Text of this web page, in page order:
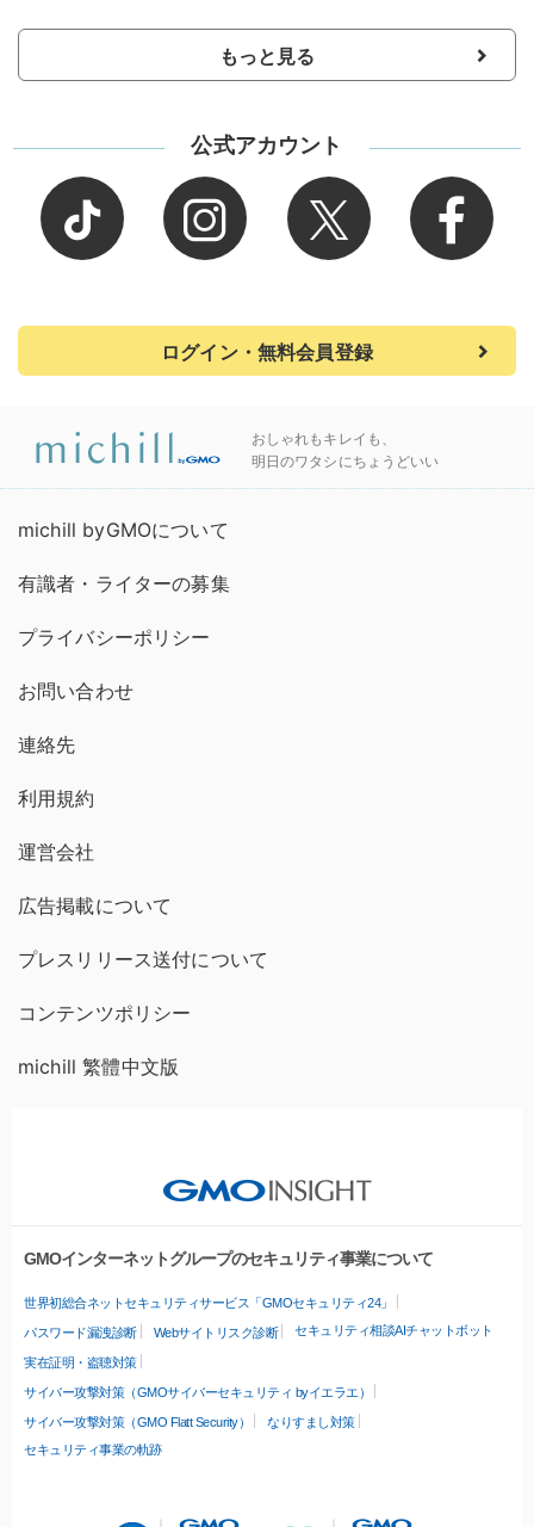
もっと見る
公式アカウント
ログイン・無料会員登録
おしゃれもキレイも、
明日のワタシにちょうどいい
michill byGMOについて
有識者・ライターの募集
プライバシーポリシー
お問い合わせ
連絡先
利用規約
運営会社
広告掲載について
プレスリリース送付について
コンテンツポリシー
michill 繁體中文版
GMOインターネットグループのセキュリティ事業について
世界初総合ネットセキュリティサービス「GMOセキュリティ24」
パスワード漏洩診断 Webサイトリスク診断 セキュリティ相談AIチャットボット
実在証明・盗聴対策
サイバー攻撃対策（GMOサイバーセキュリティ byイエラエ）
サイバー攻撃対策（GMO Flatt Security）
なりすまし対策
セキュリティ事業の軌跡